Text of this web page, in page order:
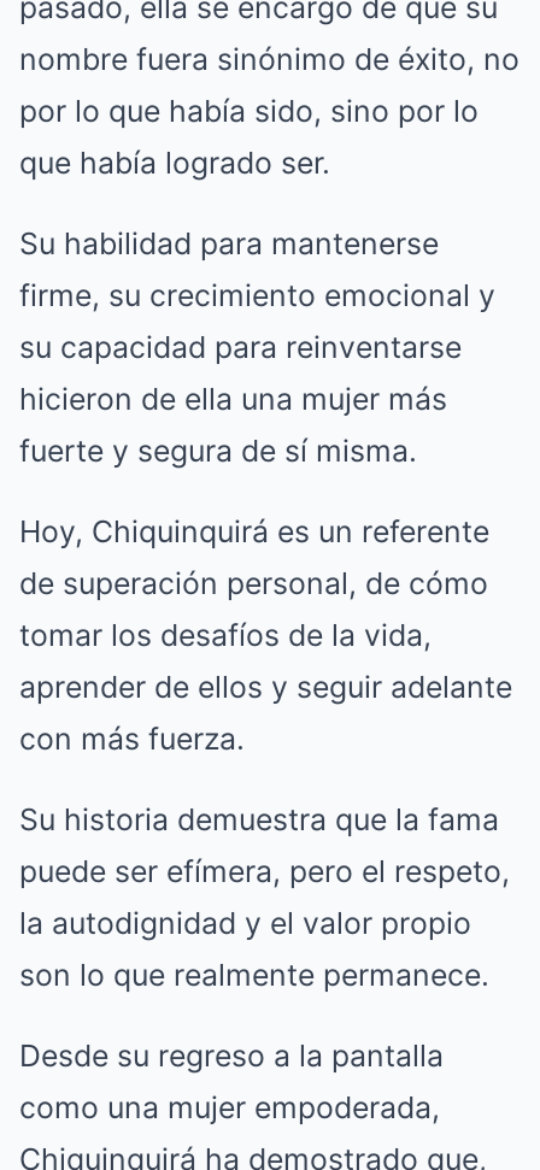
pasado, ella se encargó de que su
nombre fuera sinónimo de éxito, no
por lo que había sido, sino por lo
que había logrado ser.
Su habilidad para mantenerse
firme, su crecimiento emocional y
su capacidad para reinventarse
hicieron de ella una mujer más
fuerte y segura de sí misma.
Hoy, Chiquinquirá es un referente
de superación personal, de cómo
tomar los desafíos de la vida,
aprender de ellos y seguir adelante
con más fuerza.
Su historia demuestra que la fama
puede ser efímera, pero el respeto,
la autodignidad y el valor propio
son lo que realmente permanece.
Desde su regreso a la pantalla
como una mujer empoderada,
Chiquinquirá ha demostrado que,